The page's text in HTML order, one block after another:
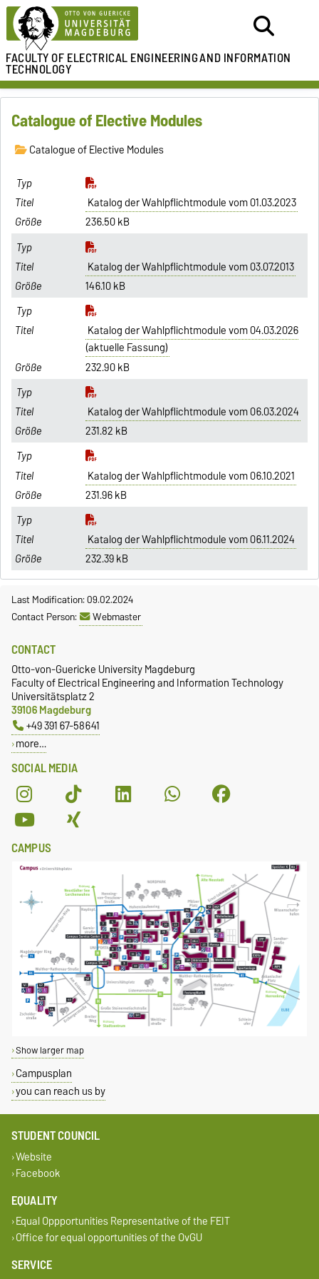
FACULTY OF ELECTRICAL ENGINEERINGAND INFORMATION
TECHNOLOGY
Catalogue of Elective Modules
Catalogue of Elective Modules
Katalog der Wahlpflichtmodule vom 01.03.2023
236.50 kB
Katalog der Wahlpflichtmodule vom 03.07.2013
146.10 kB
Katalog der Wahlpflichtmodule vom 04.03.2026
(aktuelle Fassung)
232.90 kB
Katalog der Wahlpflichtmodule vom 06.03.2024
231.82 kB
Katalog der Wahlpflichtmodule vom 06.10.2021
231.96 kB
Katalog der Wahlpflichtmodule vom 06.11.2024
232.39 kB
Last Modification: 09.02.2024
Contact Person:
Webmaster
SOCIAL MEDIA
CONTACT
Otto-von-Guericke University Magdeburg
Faculty of Electrical Engineering and Information Technology
Universitätsplatz 2
39106 Magdeburg
+49 391 67-58641
more…
CAMPUS
Show larger map
Campusplan
you can reach us by
STUDENT COUNCIL
Website
Facebook
EQUALITY
Equal Oppportunities Representative of the FEIT
Office for equal opportunities of the OvGU
SERVICE